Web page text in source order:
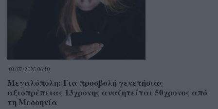
03/07/2025 06:40
Μεγαλόπολη: Για προσβολή γενετήσιας
αξιοπρέπειας 13χρονης αναζητείται 50χρονος από
τη Μεσσηνία